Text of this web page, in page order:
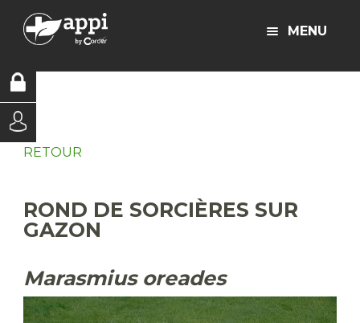
MENU
RETOUR
ROND DE SORCIÈRES SUR
GAZON
Marasmius oreades